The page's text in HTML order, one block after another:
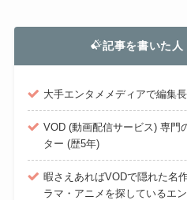
記事を書いた
大手エンタメメディアで編集
VOD (動画配信サービス) 専門
ター (歴5年)
暇さえあればVODで隠れた名
ラマ・アニメを探しているエ